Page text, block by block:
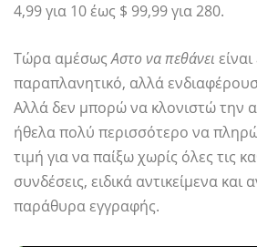
4,99 για 10 έως $ 99,99 για 280.
Τώρα αμέσωςΑστο να πεθάνει
παραπλανητικό, αλλά
Αλλά δεν μπορώ να κλονιστώ την
ήθελα πολύ περισσότερο να
τιμή για να παίξω χωρίς όλες τις
συνδέσεις, ειδικά αντικείμενα
παράθυρα εγγραφής.